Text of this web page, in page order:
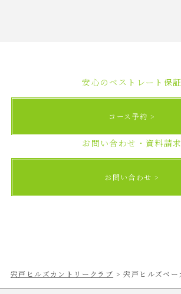
安心のベストレート保証
コース予約
お問い合わせ・資料請求
お問い合わせ
宍戸ヒルズカントリークラブ >宍戸ヒルズベー